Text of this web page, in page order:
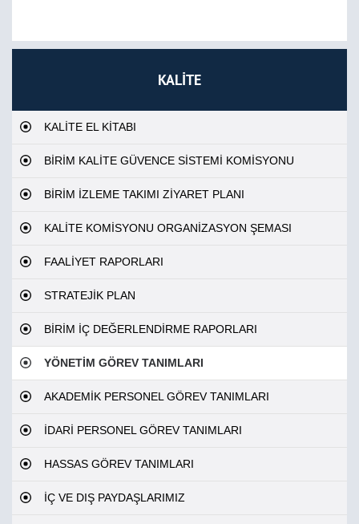
KALİTE
KALİTE EL KİTABI
BİRİM KALİTE GÜVENCE SİSTEMİ KOMİSYONU
BİRİM İZLEME TAKIMI ZİYARET PLANI
KALİTE KOMİSYONU ORGANİZASYON ŞEMASI
FAALİYET RAPORLARI
STRATEJİK PLAN
BİRİM İÇ DEĞERLENDİRME RAPORLARI
YÖNETİM GÖREV TANIMLARI
AKADEMİK PERSONEL GÖREV TANIMLARI
İDARİ PERSONEL GÖREV TANIMLARI
HASSAS GÖREV TANIMLARI
İÇ VE DIŞ PAYDAŞLARIMIZ